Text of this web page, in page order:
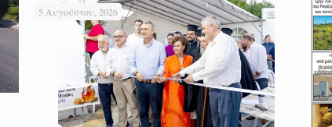
5 Αυγούστου, 2026